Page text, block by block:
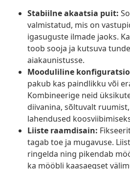
Stabiilne akaatsia puit:
valmistatud, mis on
igasuguste ilmade jaoks.
toob sooja ja kutsuva
aiakaunistusse.
Mooduliline
pakub kas paindlikku või
Kombineerige neid
diivanina, sõltuvalt
lahendused
Liiste raamdisain:
tagab toe ja mugavuse.
ringelda ning pikendab
ka mööbli kaasaegset